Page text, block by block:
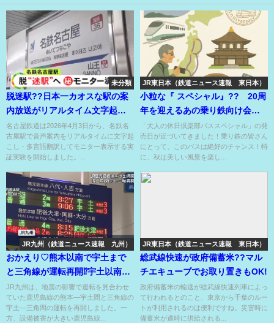
未分類
脱迷駅??日本一カオスな駅の案
内放送がリアルタイム文字起こ
し翻訳システム導入 ??
名古屋鉄道は2026年4月3日から、名鉄名
古屋駅で音声案内をリアルタイムに文字起
こし・多言語翻訳してモニター表示する実
証実験を開始しました。...
JR東日本（鉄道ニュース速報 東日本）
小粒な『 スペシャル』?? 20周
年を迎えるあの乗り鉄向け会員
限定きっぷがもうすぐ発売?!
「大人の休日倶楽部パススペシャル」の発
売日が近づいてきました！乗り鉄の皆さん
にとって、このパスは絶好のチャンス！特
に、秋は美しい風景を楽し...
JR九州（鉄道ニュース速報 九州）
おかえり♡熊本以南で宇土まで
と三角線が運転再開⁉宇土以南は
8月中の再開は絶望的⁉
JR九州は、地震の影響で運転を見合わせ
ていた鹿児島線の熊本―宇土間と三角線の
宇土―三角間の運転を再開しました。一
方、設備被害が大きい鹿児島線...
JR東日本（鉄道ニュース速報 東日本）
総武線快速が政府備蓄米??マル
チエキューブでお取り置きもOK!
政府備蓄米の輸送が総武線快速列車によっ
て行われるとのこと、東京から千葉のルー
トが利用されるのは便利ですね。災害時に
備蓄米が適時に供給される...